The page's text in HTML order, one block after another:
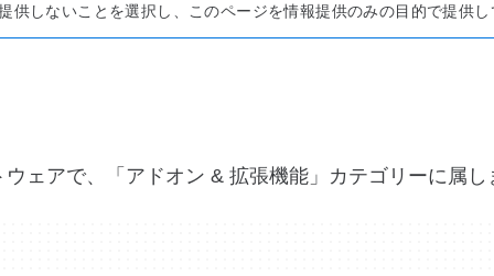
しないことを選択し、このページを情報提供のみの目的で提供し
ェアで、「アドオン & 拡張機能」カテゴリーに属し